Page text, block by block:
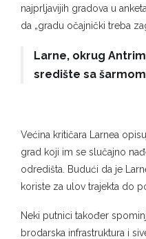
najprljavijih gradova u
da „gradu očajnički treba
Larne, okrug
središte sa
Većina kritičara Larnea
grad koji im se slučajno
odredišta. Budući da je
koriste za ulov trajekta do
Neki putnici također
brodarska infrastruktura i